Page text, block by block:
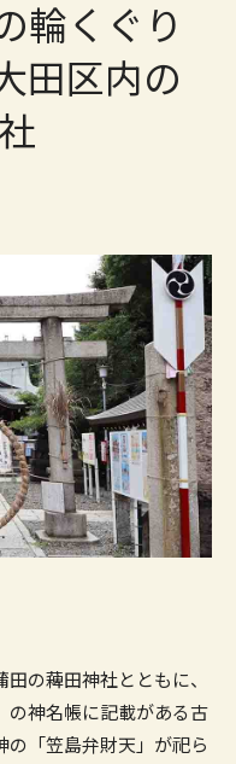
輪くぐり
田区内の
の薭田神社とともに、
の神名帳に記載がある古
の「笠島弁財天」が祀ら